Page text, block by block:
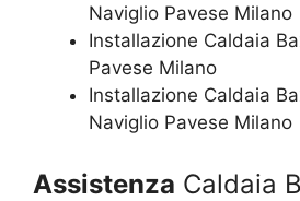
Naviglio Pavese Milano
Installazione Caldaia
Pavese Milano
Installazione Caldaia
Naviglio Pavese Milano
Assistenza Caldaia